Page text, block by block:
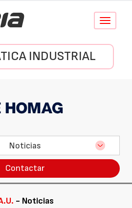
Conmutar
INDUSTRIAL
Noticias
Contactar
- Noticias